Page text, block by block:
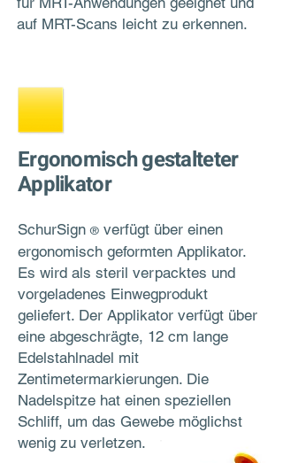
auf MRT-Scans leicht zu erkennen.
Ergonomisch gestalteter
Applikator
SchurSign ® verfügt über einen
ergonomisch geformten Applikator.
Es wird als steril verpacktes und
vorgeladenes Einwegprodukt
geliefert. Der Applikator verfügt über
eine abgeschrägte, 12 cm lange
Edelstahlnadel mit
Zentimetermarkierungen. Die
Nadelspitze hat einen speziellen
Schliff, um das Gewebe möglichst
wenig zu verletzen.